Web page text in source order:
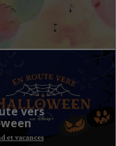
vers
et vacances